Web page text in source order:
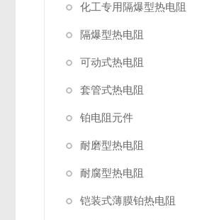
化工专用隔爆型热电阻
隔爆型热电阻
可动式热电阻
套管式热电阻
铂电阻元件
耐磨型热电阻
耐腐型热电阻
铠装式薄膜铂热电阻